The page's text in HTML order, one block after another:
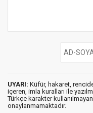
UYARI: Küfür, hakaret,
içeren, imla kuralları ile
Türkçe karakter
onaylanmamaktadır.